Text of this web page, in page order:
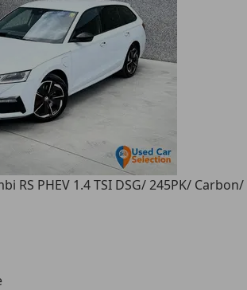
RS PHEV 1.4 TSI DSG/ 245PK/ Carbon/